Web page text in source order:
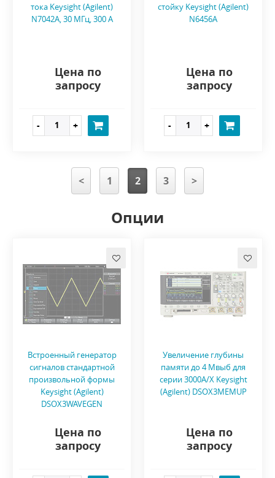
тока Keysight (Agilent)
N7042A, 30 МГц, 300 А
Цена по
запросу
стойку Keysight (Agilent)
N6456A
Цена по
запросу
< 1 2 3 >
Опции
Встроенный генератор
сигналов стандартной
произвольной формы
Keysight (Agilent)
DSOX3WAVEGEN
Цена по
запросу
Увеличение глубины
памяти до 4 Mвыб для
серии 3000A/X Keysight
(Agilent) DSOX3MEMUP
Цена по
запросу